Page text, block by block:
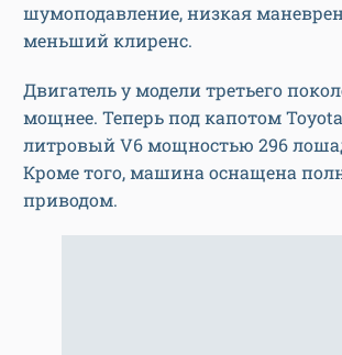
шумоподавление, низкая
меньший клиренс.
Двигатель у модели третьего
мощнее. Теперь под капотом
литровый V6 мощностью 296
Кроме того, машина оснащена
приводом.